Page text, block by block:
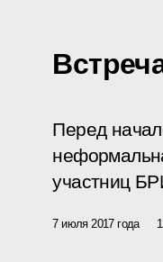
Перед
участниц
7 июля 2017 года